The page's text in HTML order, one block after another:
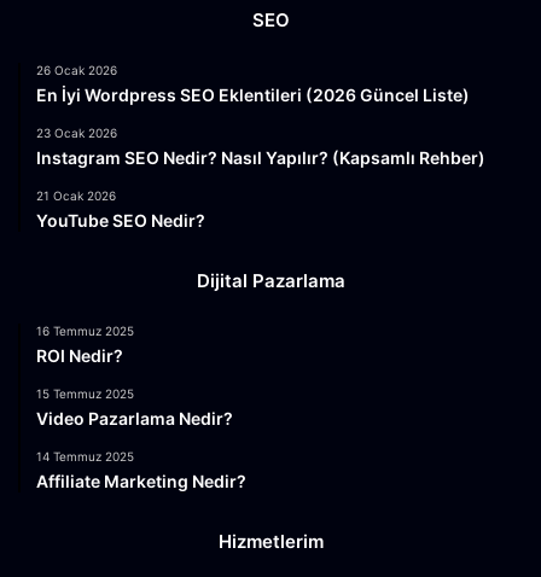
SEO
26 Ocak 2026
En İyi Wordpress SEO Eklentileri (2026 Güncel Liste)
23 Ocak 2026
Instagram SEO Nedir? Nasıl Yapılır? (Kapsamlı Rehber)
21 Ocak 2026
YouTube SEO Nedir?
Dijital Pazarlama
16 Temmuz 2025
ROI Nedir?
15 Temmuz 2025
Video Pazarlama Nedir?
14 Temmuz 2025
Affiliate Marketing Nedir?
Hizmetlerim